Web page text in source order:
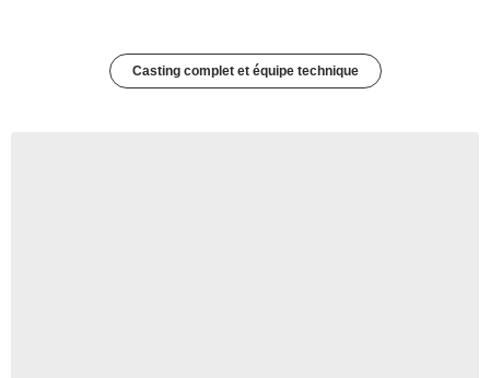
Casting complet et équipe technique